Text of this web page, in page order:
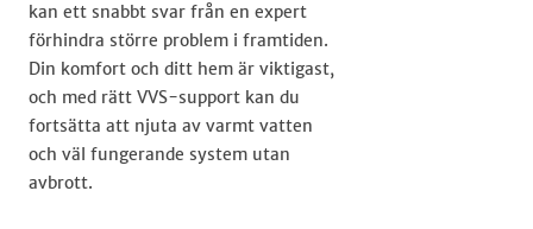
kan ett snabbt svar från en expert
förhindra större problem i framtiden.
Din komfort och ditt hem är viktigast,
och med rätt VVS-support kan du
fortsätta att njuta av varmt vatten
och väl fungerande system utan
avbrott.